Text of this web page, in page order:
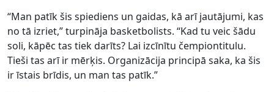
“Man patīk šis spiediens un gaidas, kā arī jautājumi, kas
no tā izriet,” turpināja basketbolists. “Kad tu veic šādu
soli, kāpēc tas tiek darīts? Lai izcīnītu čempiontitulu.
Tieši tas arī ir mērķis. Organizācija principā saka, ka šis
ir īstais brīdis, un man tas patīk.”